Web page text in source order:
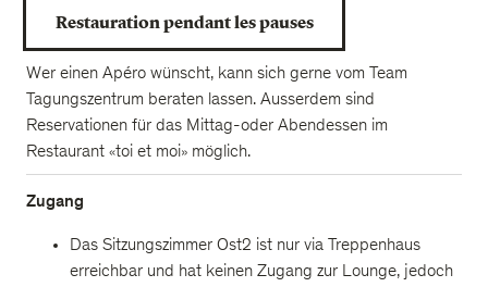
Restauration pendant les pauses
Wer einen Apéro wünscht, kann sich gerne vom Team
Tagungszentrum beraten lassen. Ausserdem sind
Reservationen für das Mittag-oder Abendessen im
Restaurant «toi et moi» möglich.
Zugang
Das Sitzungszimmer Ost2 ist nur via Treppenhaus
erreichbar und hat keinen Zugang zur Lounge, jedoch